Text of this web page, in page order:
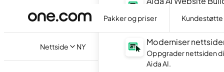
Pakker og priser Kundestøtte
Nettside NY
AI.
Moderniser
Oppgrader nettsiden
Aida AI.